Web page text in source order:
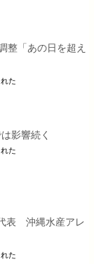
整「あの日を超え
た
影響続く
た
表 沖縄水産アレ
た